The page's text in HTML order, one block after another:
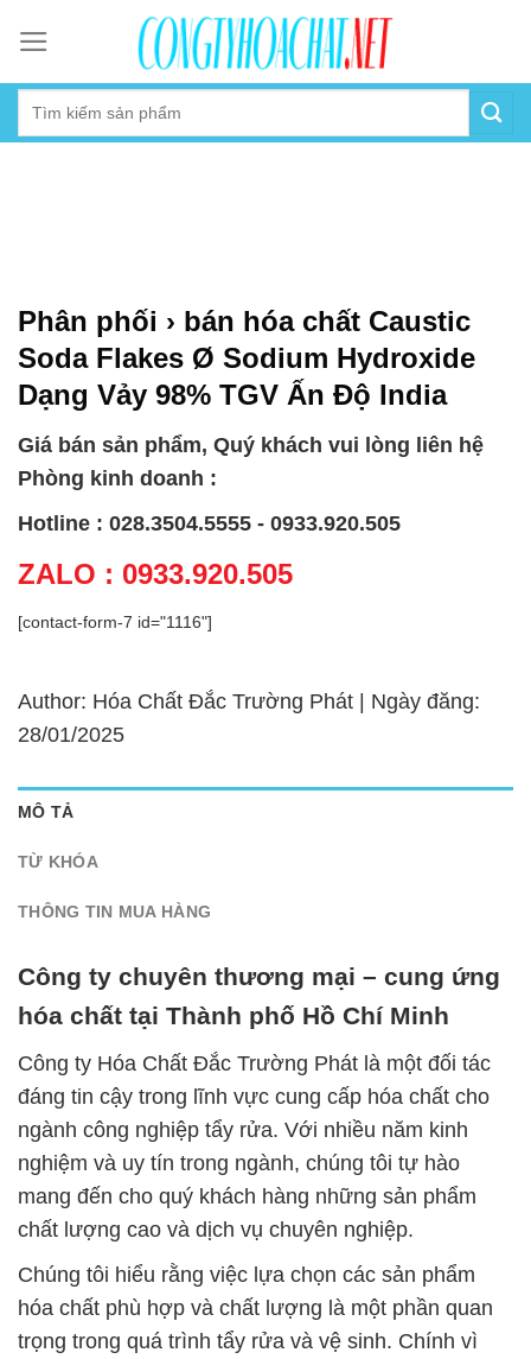
content
Phân phối › bán hóa chất Caustic
Soda Flakes Ø Sodium Hydroxide
Dạng Vảy 98% TGV Ấn Độ India
Giá bán sản phẩm, Quý khách vui lòng liên hệ
Phòng kinh doanh :
Hotline : 028.3504.5555 - 0933.920.505
ZALO : 0933.920.505
[contact-form-7 id="1116"]
Author: Hóa Chất Đắc Trường Phát | Ngày đăng:
28/01/2025
MÔ TẢ
TỪ KHÓA
THÔNG TIN MUA HÀNG
Công ty chuyên thương mại – cung ứng
hóa chất tại Thành phố Hồ Chí Minh
Công ty Hóa Chất Đắc Trường Phát là một đối tác
đáng tin cậy trong lĩnh vực cung cấp hóa chất cho
ngành công nghiệp tẩy rửa. Với nhiều năm kinh
nghiệm và uy tín trong ngành, chúng tôi tự hào
mang đến cho quý khách hàng những sản phẩm
chất lượng cao và dịch vụ chuyên nghiệp.
Chúng tôi hiểu rằng việc lựa chọn các sản phẩm
hóa chất phù hợp và chất lượng là một phần quan
trọng trong quá trình tẩy rửa và vệ sinh. Chính vì